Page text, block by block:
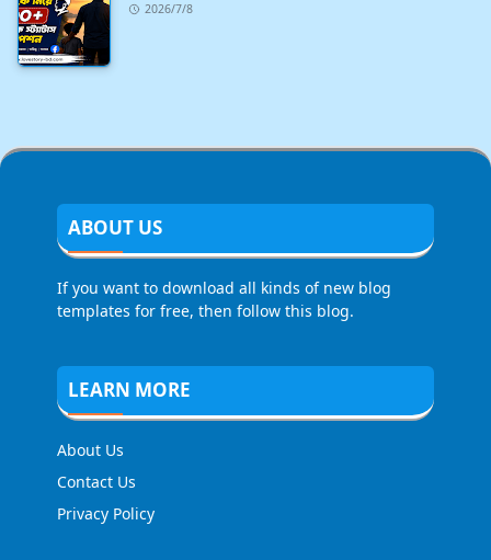
2026/7/8
ABOUT US
If you want to download all kinds of new blog
templates for free, then follow this blog.
LEARN MORE
About Us
Contact Us
Privacy Policy